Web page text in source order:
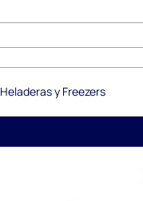
Heladeras y Freezers